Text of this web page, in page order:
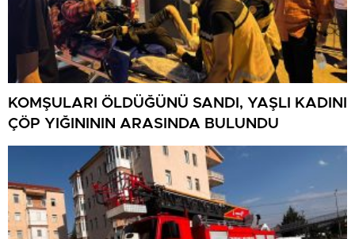
KOMŞULARI ÖLDÜĞÜNÜ SANDI, YAŞLI KADINI
ÇÖP YIĞINININ ARASINDA BULUNDU